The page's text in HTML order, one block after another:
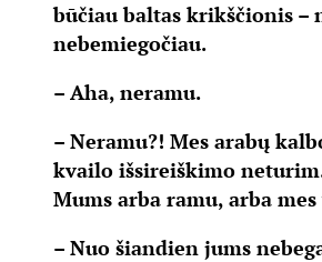
būčiau baltas krikščionis –
nebemiegočiau.
– Aha, neramu.
– Neramu?! Mes arabų
kvailo išsireiškimo
Mums arba ramu, arba
– Nuo šiandien jums